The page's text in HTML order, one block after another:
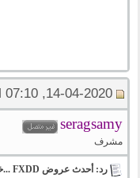
14-04-2020, 07:10 PM
seragsamy
مشرف
رد: أحدث عروض FXDD ...خمسة وعشرون الف دولار جوائز نقدية للفائزين